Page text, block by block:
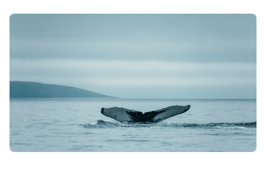
Сотрудничаем с мастерами слова,